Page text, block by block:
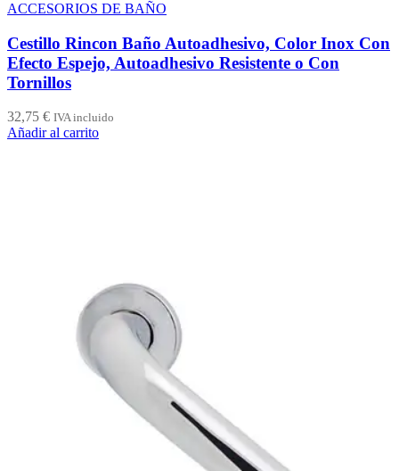
ACCESORIOS DE BAÑO
Cestillo Rincon Baño Autoadhesivo, Color Inox Con
Efecto Espejo, Autoadhesivo Resistente o Con
Tornillos
32,75 € IVA incluido
Añadir al carrito